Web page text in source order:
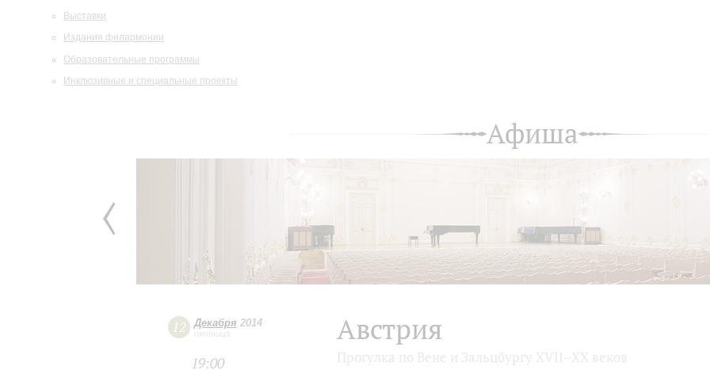
Выставки
Издания филармонии
Образовательные программы
Инклюзивные и специальные проекты
Афиша
12 Декабря 2014
пятница
19:00
Австрия